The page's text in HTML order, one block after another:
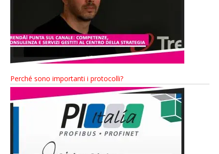
Perché sono importanti i protocolli?